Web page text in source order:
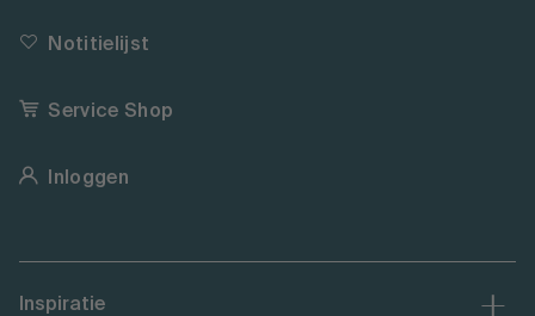
Notitielijst
Service Shop
Inloggen
Inspiratie